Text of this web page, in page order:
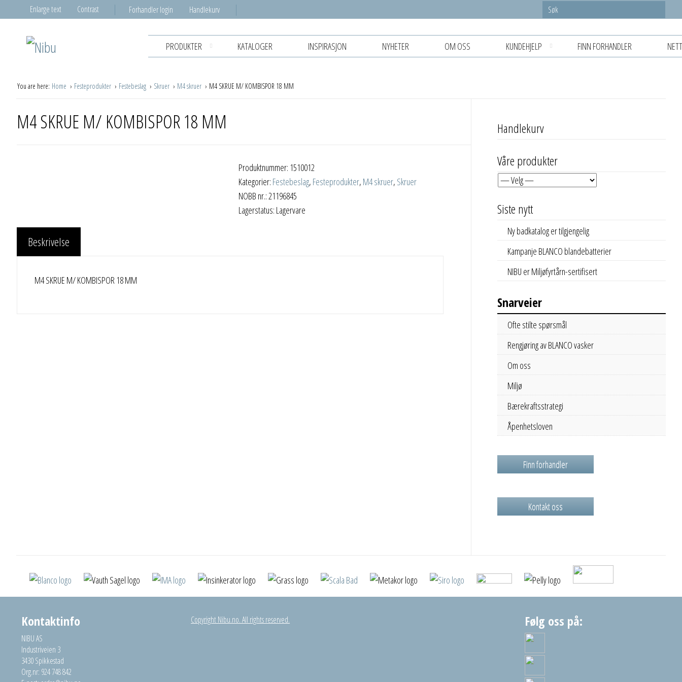
Enlarge text Contrast Forhandler login Handlekurv
PRODUKTER KATALOGER INSPIRASJON NYHETER OM OSS KUNDEHJELP FINN FORHANDLER
You are here: Home Festeprodukter Festebeslag Skruer M4 skruer M4 SKRUE M/ KOMBISPOR 18 MM
M4 SKRUE M/ KOMBISPOR 18 MM
Produktnummer: 1510012
Kategorier: Festebeslag, Festeprodukter, M4 skruer, Skruer
NOBB nr.: 21196845
Lagerstatus: Lagervare
Beskrivelse
M4 SKRUE M/ KOMBISPOR 18 MM
Handlekurv
Våre produkter
Siste nytt
Ny badkatalog er tilgjengelig
Kampanje BLANCO blandebatterier
NIBU er Miljøfyrtårn-sertifisert
Snarveier
Ofte stilte spørsmål
Rengjøring av BLANCO vasker
Om oss
Miljø
Bærekraftsstrategi
Åpenhetsloven
Finn forhandler
Kontakt oss
Kontaktinfo
NIBU AS
Industriveien 3
3430 Spikkestad
Org.nr: 924 748 842
Copyright Nibu.no. All rights reserved. Følg oss på: